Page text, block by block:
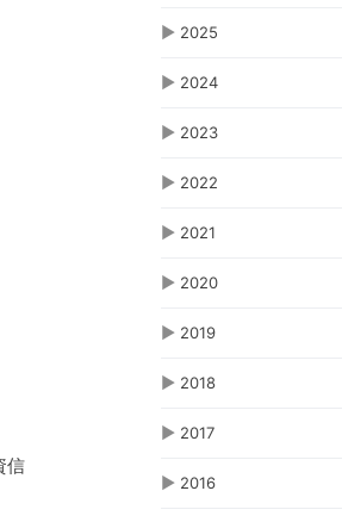
信
▶ 2025
▶ 2024
▶ 2023
▶ 2022
▶ 2021
▶ 2020
▶ 2019
▶ 2018
▶ 2017
▶ 2016